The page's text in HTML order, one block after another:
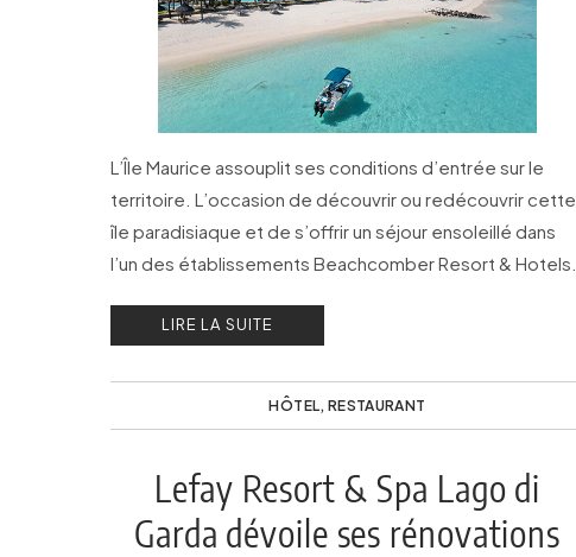
L’Île Maurice assouplit ses conditions d’entrée sur le
territoire. L’occasion de découvrir ou redécouvrir cette
île paradisiaque et de s’offrir un séjour ensoleillé dans
l’un des établissements Beachcomber Resort & Hotels.
LIRE LA SUITE
HÔTEL, RESTAURANT
Lefay Resort & Spa Lago di
Garda dévoile ses rénovations